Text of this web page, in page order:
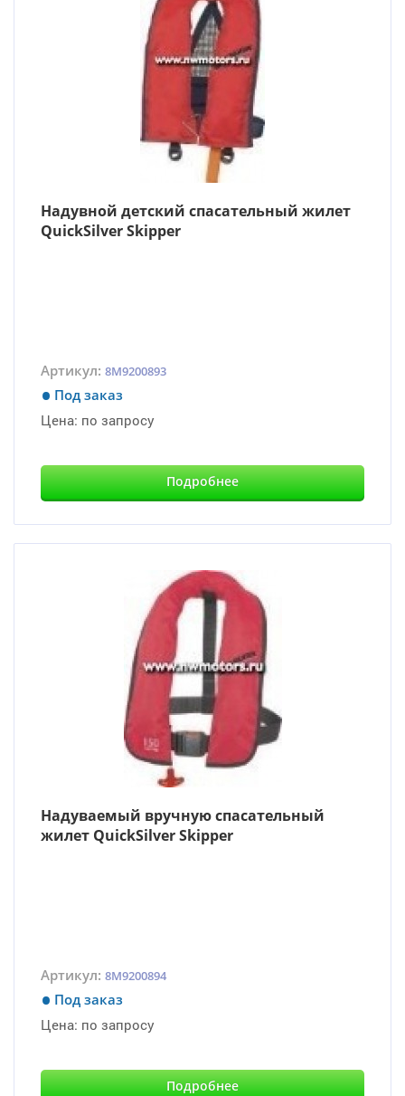
Надувной детский спасательный жилет
QuickSilver Skipper
Артикул: 8M9200893
Под заказ
Цена: по запросу
Подробнее
Надуваемый вручную спасательный
жилет QuickSilver Skipper
Артикул: 8M9200894
Под заказ
Цена: по запросу
Подробнее